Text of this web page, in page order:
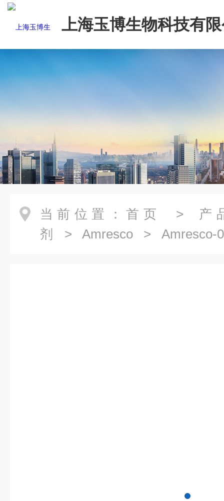
上海玉博生物科技有
当前位置： 首页 > 产
剂
> Amresco > Amresco-